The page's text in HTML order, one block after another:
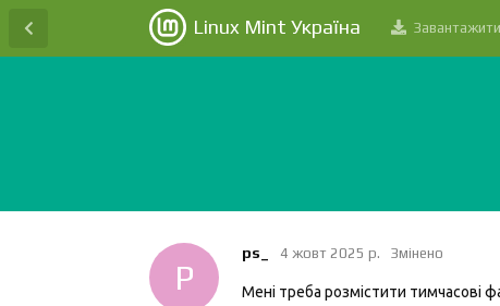
Linux Mint Україна Завантажити
P
ps_ 4 жовт 2025 р. Змінено
Мені треба розмістити тимчасові